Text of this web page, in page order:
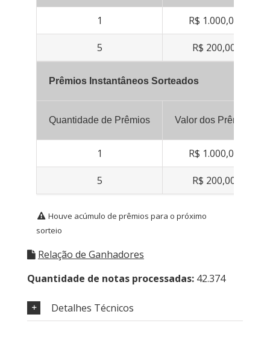
1 R$ 1.000,00
5 R$ 200,00
Prêmios Instantâneos Sorteados
Quantidade de Prêmios Valor dos Prêmios
1 R$ 1.000,00
5 R$ 200,00
Houve acúmulo de prêmios para o próximo
sorteio
Relação de Ganhadores
Quantidade de notas processadas: 42.374
Detalhes Técnicos